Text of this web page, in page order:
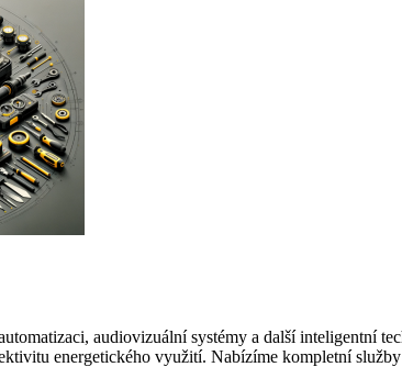
audiovizuální systémy a další inteligentní
energetického využití. Nabízíme kompletní